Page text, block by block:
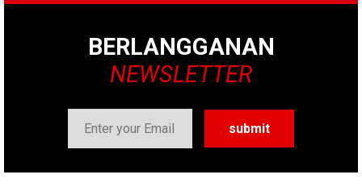
BERLANGGANAN
NEWSLETTER